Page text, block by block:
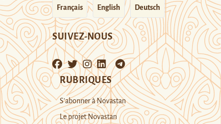
Français English Deutsch
SUIVEZ-NOUS
RUBRIQUES
S’abonner à Novastan
Le projet Novastan